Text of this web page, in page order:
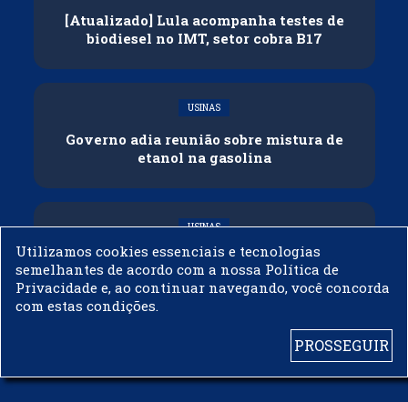
[Atualizado] Lula acompanha testes de
biodiesel no IMT, setor cobra B17
USINAS
Governo adia reunião sobre mistura de
etanol na gasolina
USINAS
CNPE veda importação de biodiesel
Utilizamos cookies essenciais e tecnologias
semelhantes de acordo com a nossa Política de
Privacidade e, ao continuar navegando, você concorda
com estas condições.
PROSSEGUIR